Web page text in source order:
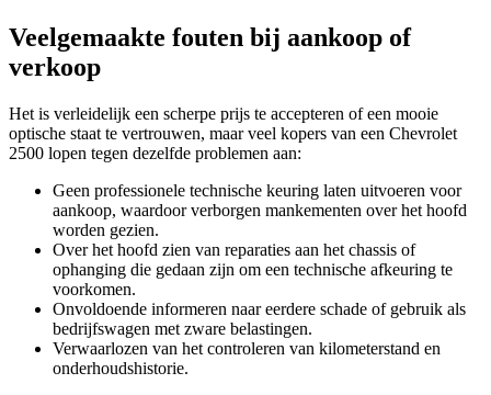
Veelgemaakte fouten bij aankoop of
verkoop
Het is verleidelijk een scherpe prijs te accepteren of een mooie
optische staat te vertrouwen, maar veel kopers van een Chevrolet
2500 lopen tegen dezelfde problemen aan:
Geen professionele technische keuring laten uitvoeren voor
aankoop, waardoor verborgen mankementen over het hoofd
worden gezien.
Over het hoofd zien van reparaties aan het chassis of
ophanging die gedaan zijn om een technische afkeuring te
voorkomen.
Onvoldoende informeren naar eerdere schade of gebruik als
bedrijfswagen met zware belastingen.
Verwaarlozen van het controleren van kilometerstand en
onderhoudshistorie.